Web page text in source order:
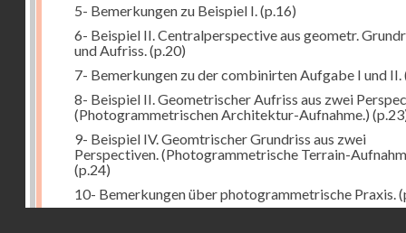
5- Bemerkungen zu Beispiel I. (p.16)
6- Beispiel II. Centralperspective aus geometr.
und Aufriss. (p.20)
7- Bemerkungen zu der combinirten Aufgabe I und II.
8- Beispiel II. Geometrischer Aufriss aus zwei
(Photogrammetrischen Architektur-Aufnahme.)
9- Beispiel IV. Geomtrischer Grundriss aus zwei
Perspectiven. (Photogrammetrische Terrain-
(p.24)
10- Bemerkungen über photogrammetrische Praxis.